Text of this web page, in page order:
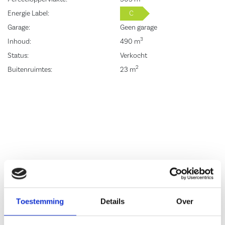
Toestemming Details Over
– Woonoppervlakte: 143m²;
– Parceeloppervlakte: 303m²;
– Bouwjaar: 1985;
– Mogelijkheid tot kantoor aan huis;
– Aan speelplaats gelegen;
– Ideale gezinswoning.
Energie Label:
C
Garage:
Geen garage
Inhoud:
490 m3
Status:
Verkocht
Buitenruimtes:
23 m2